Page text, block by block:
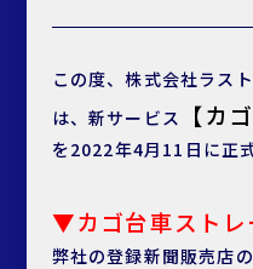
この度、株式会社ラス
は、新サービス
【カ
を2022年4月11日に正
▼カゴ台車スト
弊社の登録新聞販売店